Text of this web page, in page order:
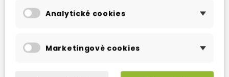
Analytické cookies
Marketingové cookies